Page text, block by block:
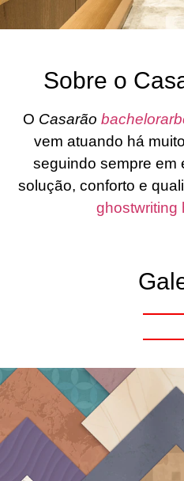
Sobre o
O Casarão
vem atuando há
seguindo sempre em
solução, conforto e
ghostwriting